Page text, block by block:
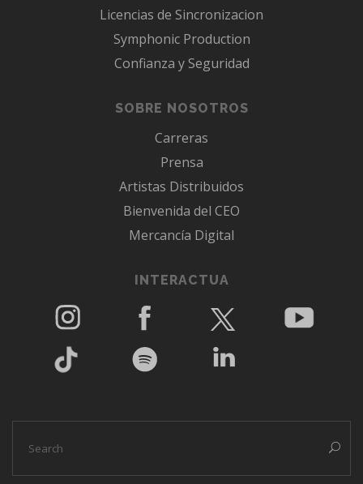
Licencias de Sincronizacion
Symphonic Production
Confianza y Seguridad
SOBRE NOSOTROS
Carreras
Prensa
Artistas Distribuidos
Bienvenida del CEO
Mercancía Digital
INTERACTUA